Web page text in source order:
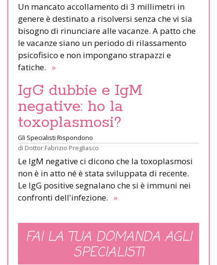
Un mancato accollamento di 3 millimetri in
genere è destinato a risolversi senza che vi sia
bisogno di rinunciare alle vacanze. A patto che
le vacanze siano un periodo di rilassamento
psicofisico e non impongano strapazzi e
fatiche. »
IgG dubbie e IgM
negative: ho la
toxoplasmosi?
Gli Specialisti Rispondono
di Dottor Fabrizio Pregliasco
Le IgM negative ci dicono che la toxoplasmosi
non è in atto né è stata sviluppata di recente.
Le IgG positive segnalano che si è immuni nei
confronti dell'infezione. »
FAI LA TUA DOMANDA AGLI
SPECIALISTI